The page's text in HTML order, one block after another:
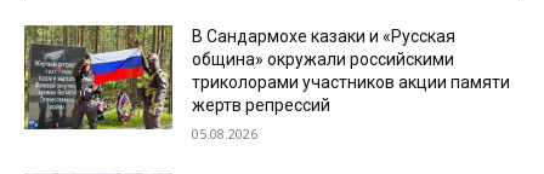
В Сандармохе казаки и «Русская
община» окружали российскими
триколорами участников акции памяти
жертв репрессий
05.08.2026